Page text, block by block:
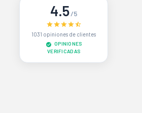
4.5/5
1031 opiniones de clientes
OPINIONES
VERIFICADAS